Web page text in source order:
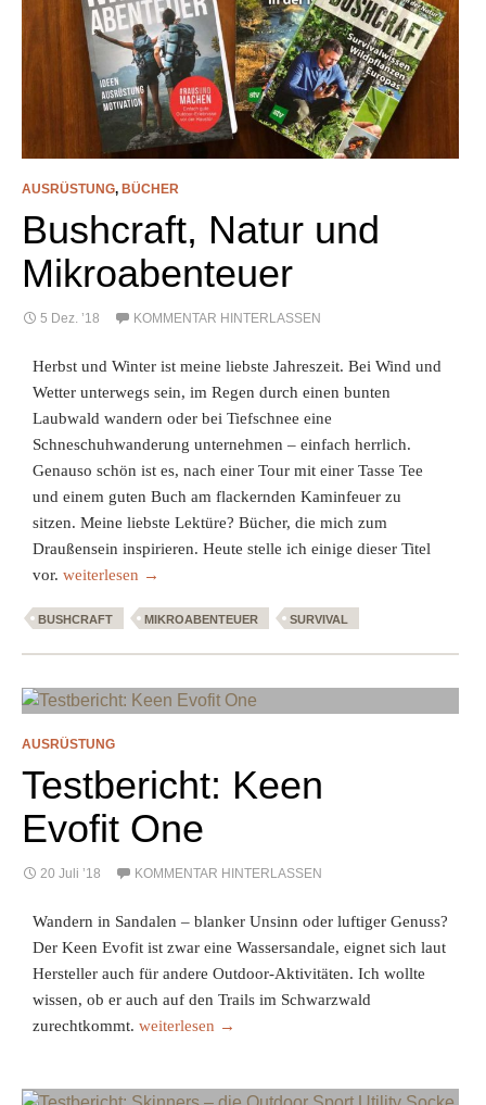
AUSRÜSTUNG, BÜCHER
Bushcraft, Natur und
Mikroabenteuer
5 Dez. ’18 KOMMENTAR HINTERLASSEN
Herbst und Winter ist meine liebste Jahreszeit. Bei Wind und
Wetter unterwegs sein, im Regen durch einen bunten
Laubwald wandern oder bei Tiefschnee eine
Schneschuhwanderung unternehmen – einfach herrlich.
Genauso schön ist es, nach einer Tour mit einer Tasse Tee
und einem guten Buch am flackernden Kaminfeuer zu
sitzen. Meine liebste Lektüre? Bücher, die mich zum
Draußensein inspirieren. Heute stelle ich einige dieser Titel
vor.Bushcraft, Natur und Mikroabenteuer
weiterlesen →
BUSHCRAFT MIKROABENTEUER SURVIVAL
AUSRÜSTUNG
Testbericht: Keen
Evofit One
20 Juli ’18 KOMMENTAR HINTERLASSEN
Wandern in Sandalen – blanker Unsinn oder luftiger Genuss?
Der Keen Evofit ist zwar eine Wassersandale, eignet sich laut
Hersteller auch für andere Outdoor-Aktivitäten. Ich wollte
wissen, ob er auch auf den Trails im Schwarzwald
zurechtkommt.Testbericht: Keen Evofit One
weiterlesen →